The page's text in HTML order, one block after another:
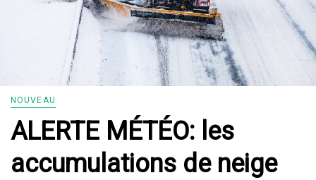
NOUVEAU
ALERTE MÉTÉO: les
accumulations de neige